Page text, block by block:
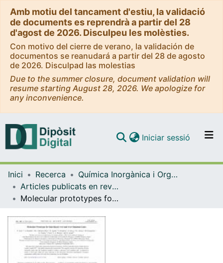
Amb motiu del tancament d'estiu, la validació
de documents es reprendrà a partir del 28
d'agost de 2026. Disculpeu les molèsties.
Con motivo del cierre de verano, la validación de
documentos se reanudará a partir del 28 de agosto
de 2026. Disculpad las molestias
Due to the summer closure, document validation will
resume starting August 28, 2026. We apologize for
any inconvenience.
Navega per tot el DD
Com publicar
Contacte
Iniciar sessió (current)
Inici Recerca
Química Inorgànica i Orgànica
Articles publicats en revistes (Química Inorgànica i Orgànica)
Molecular prototypes for spin-based CNOT and SWAP quantum gates